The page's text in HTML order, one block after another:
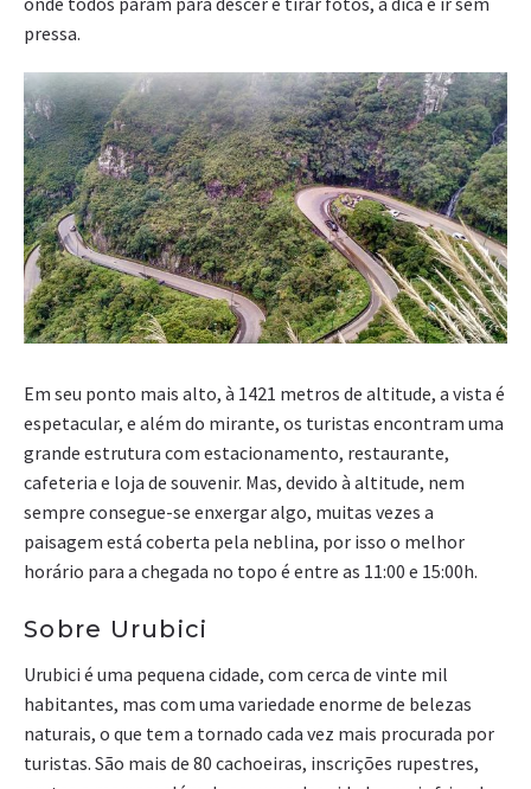
pressa.
Em seu ponto mais alto, à 1421 metros de altitude, a vista é
espetacular, e além do mirante, os turistas encontram uma
grande estrutura com estacionamento, restaurante,
cafeteria e loja de souvenir. Mas, devido à altitude, nem
sempre consegue-se enxergar algo, muitas vezes a
paisagem está coberta pela neblina, por isso o melhor
horário para a chegada no topo é entre as 11:00 e 15:00h.
Sobre Urubici
Urubici é uma pequena cidade, com cerca de vinte mil
habitantes, mas com uma variedade enorme de belezas
naturais, o que tem a tornado cada vez mais procurada por
turistas. São mais de 80 cachoeiras, inscrições rupestres,